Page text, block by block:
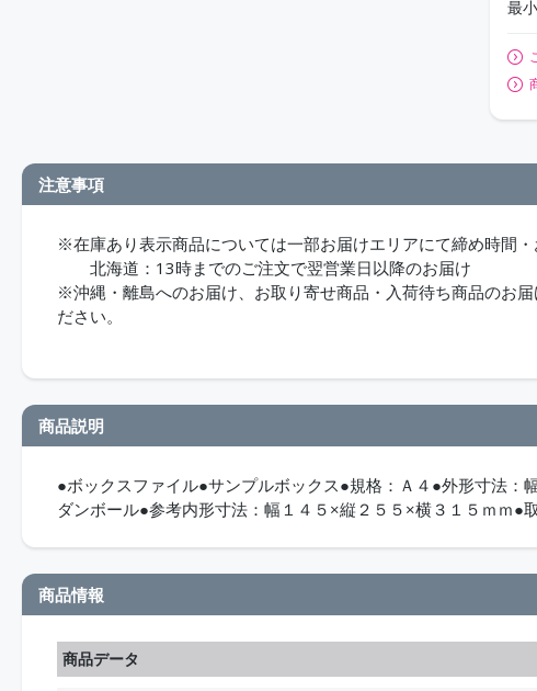
最
注意事項
※在庫あり表示商品については一部お届けエリアにて締め時間・
北海道：13時までのご注文で翌営業日以降のお届け
※沖縄・離島へのお届け、お取り寄せ商品・入荷待ち商品のお
ださい。
商品説明
●ボックスファイル●サンプルボックス●規格：Ａ４●外形寸法：
ダンボール●参考内形寸法：幅１４５×縦２５５×横３１５ｍｍ●
商品情報
商品データ